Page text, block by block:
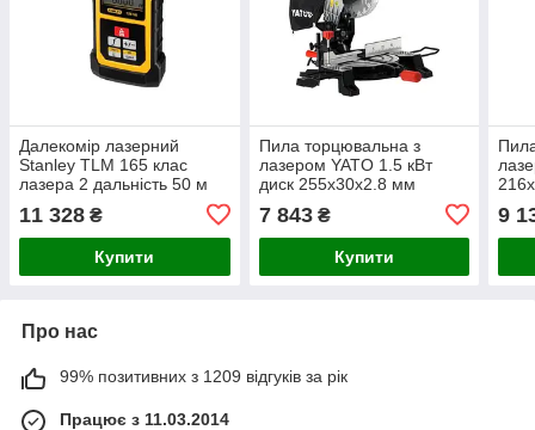
Далекомір лазерний
Stanley TLM 165 клас
лазера 2 дальність 50 м
11 328 ₴
Купити
Пила торцювальна з
лазером YATO 1.5 кВт
диск 255х30х2.8 мм
гл.різа 90°/45°- 75/45 мм
довжина 125/85 мм YT-
821722
7 843₴
Купити
9
Про нас
99% позитивних з 1209 відгуків за рік
Працює з 11.03.2014